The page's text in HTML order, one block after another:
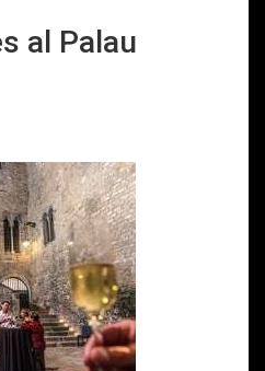
al Palau